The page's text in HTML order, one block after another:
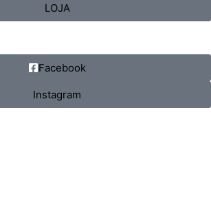
LOJA
Facebook
Instagram